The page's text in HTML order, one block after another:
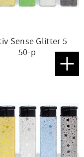
Sense Glitter 5
50-p